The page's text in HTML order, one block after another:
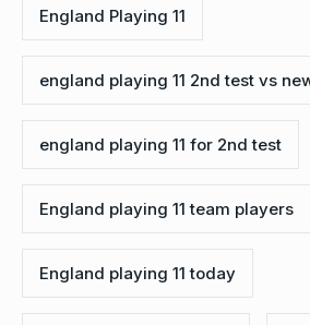
England Playing 11
england playing 11 2nd test vs
england playing 11 for 2nd test
England playing 11 team players
England playing 11 today